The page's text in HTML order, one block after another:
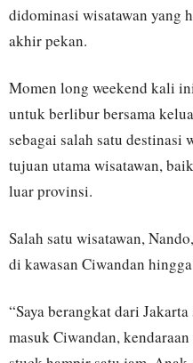
didominasi wisatawan yang
akhir pekan.
Momen long weekend kali
untuk berlibur bersama
sebagai salah satu
tujuan utama wisatawan,
luar provinsi.
Salah satu wisatawan,
di kawasan Ciwandan
“Saya berangkat dari
masuk Ciwandan,